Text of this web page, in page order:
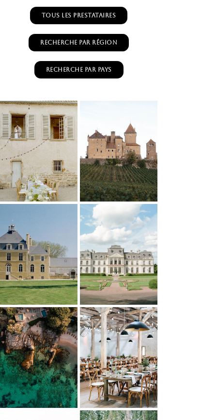
Tous les prestataires
Recherche par région
Recherche par pays